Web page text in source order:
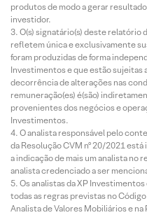
produtos de modo a gerar
investidor.
O(s) signatário(s) deste relatório
refletem única e exclusivamente
foram produzidas de forma
Investimentos e que estão sujeitas
decorrência de alterações nas
remuneração(es) é(são)
provenientes dos negócios e
Investimentos.
O analista responsável pelo
da Resolução CVM nº 20/2021
a indicação de mais um analista no
analista credenciado a ser
Os analistas da XP
todas as regras previstas no
Analista de Valores Mobiliários e